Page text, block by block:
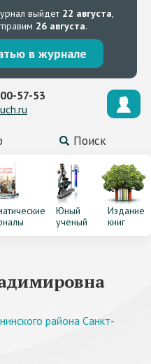
выйдет 22 августа,
26 августа.
в журнале
Поиск
57-53
Юный
ученый
Издание
книг
района Санкт-